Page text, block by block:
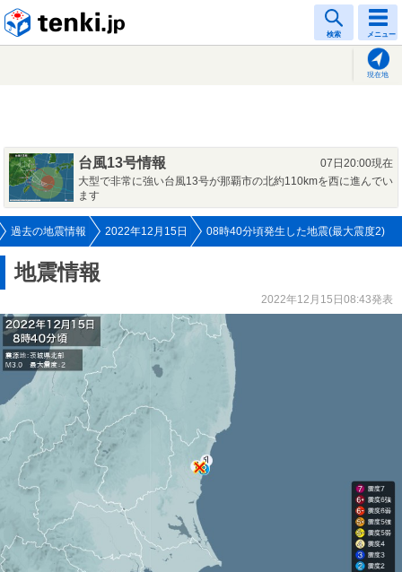
検索 メニュー
現在地
台風13号情報
07日20:00現在
大型で非常に強い台風13号が那覇市の北約110kmを西に進んでい
ます
過去の地震情報 2022年12月15日 08時40分頃発生した地震(最大震度2)
地震情報
2022年12月15日08:43発表